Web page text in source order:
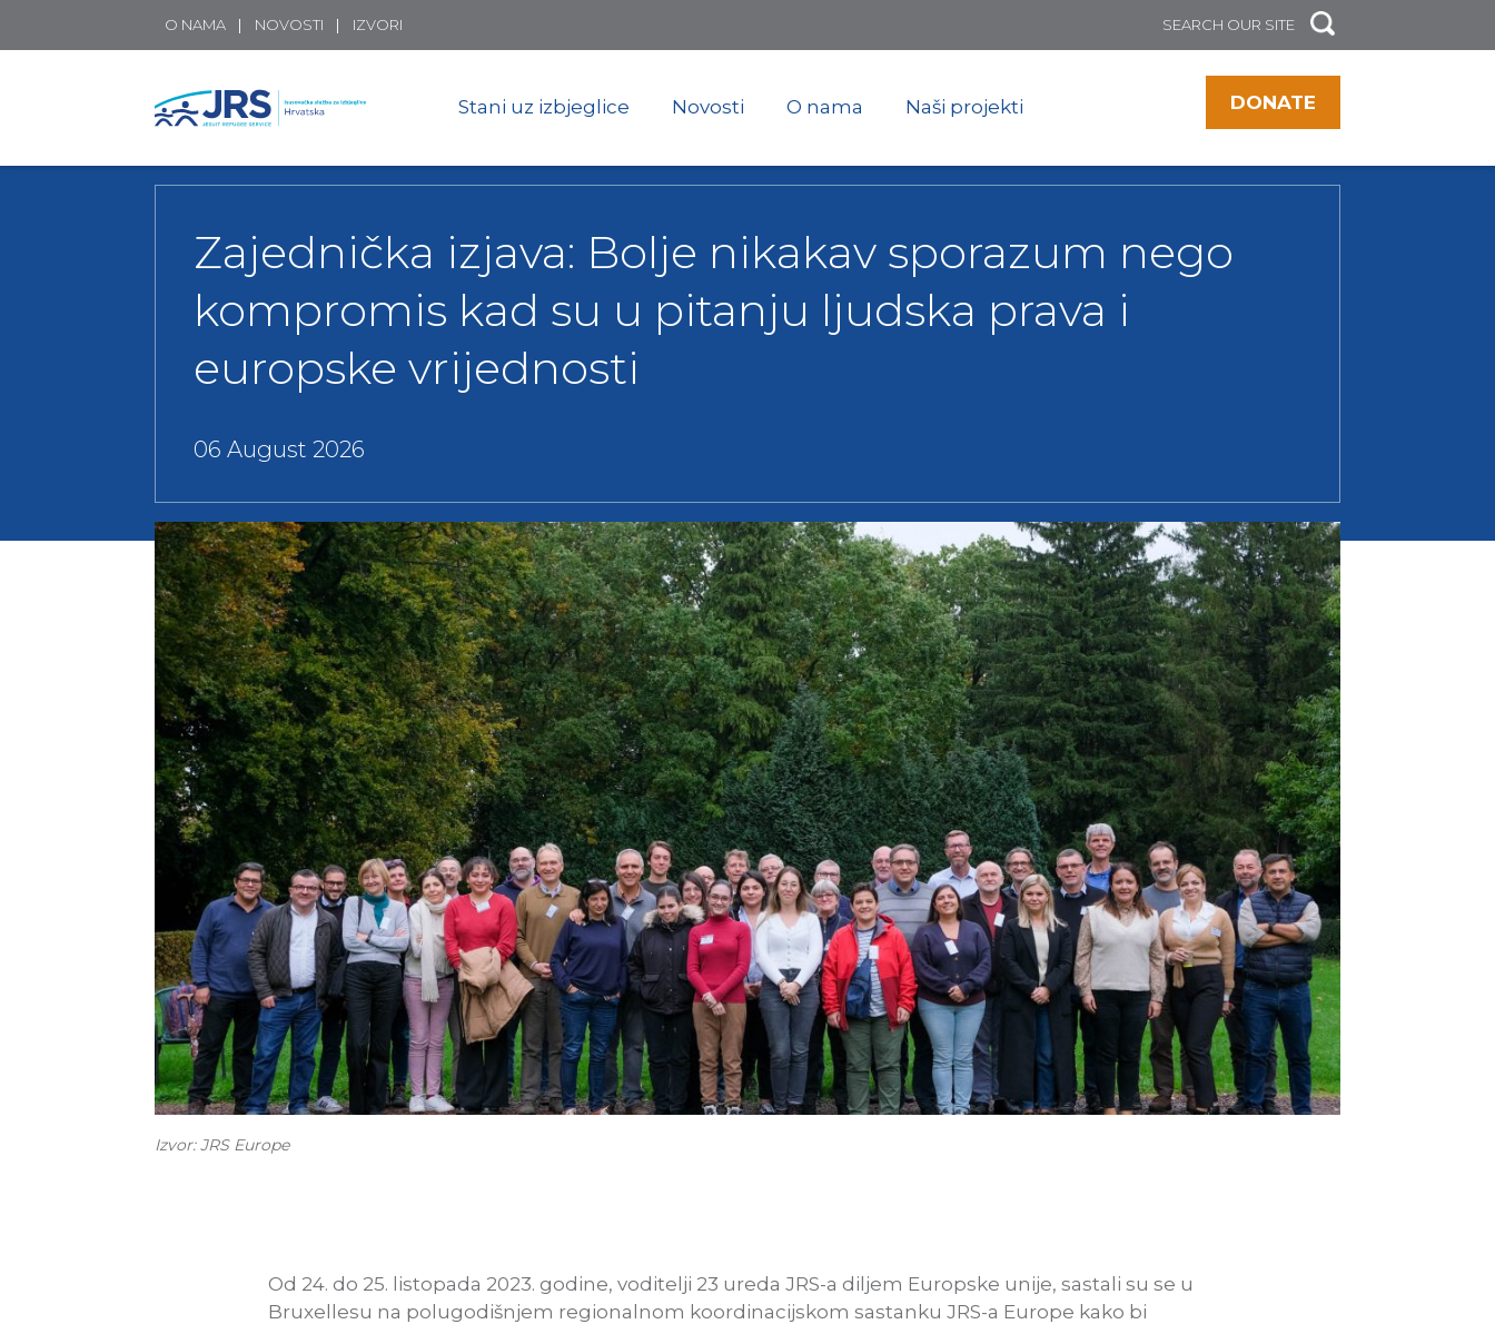
to
content
O NAMA NOVOSTI IZVORI
Stani uz izbjeglice Novosti O nama Naši projekti DONATE
Zajednička izjava: Bolje nikakav sporazum nego
kompromis kad su u pitanju ljudska prava i
europske vrijednosti
06 August 2026
Izvor: JRS Europe
Od 24. do 25. listopada 2023. godine, voditelji 23 ureda JRS-a diljem Europske unije, sastali su se u
Bruxellesu na polugodišnjem regionalnom koordinacijskom sastanku JRS-a Europe kako bi